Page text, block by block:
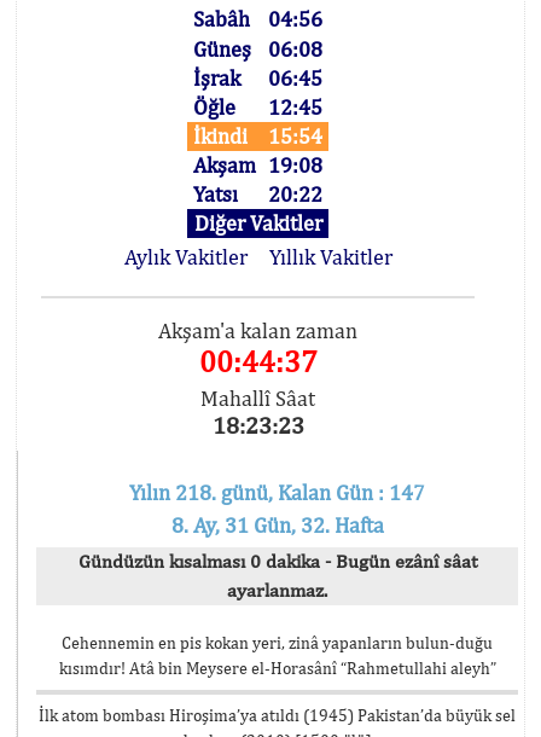
Sabâh
04:56
Güneş
06:08
İşrak
06:45
Öğle
12:45
İkindi
15:54
Akşam 19:08
Yatsı
20:22
Diğer Vakitler
Aylık Vakitler
Yıllık Vakitler
Akşam'a kalan zaman
00:44:37
Mahallî Sâat
18:23:23
Yılın 218. günü, Kalan Gün : 147
8. Ay, 31 Gün, 32. Hafta
Gündüzün kısalması 0 dakika - Bugün ezânî sâat
ayarlanmaz.
Cehennemin en pis kokan yeri, zinâ yapanların bulun-duğu
kısımdır! Atâ bin Meysere el-Horasânî “Rahmetullahi aleyh”
İlk atom bombası Hiroşima’ya atıldı (1945) Pakistan’da büyük sel